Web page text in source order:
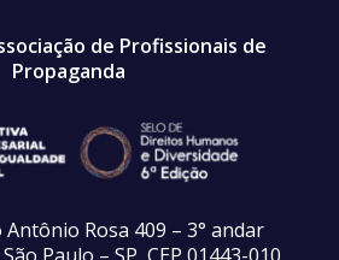
de Profissionais de
Propaganda
Rosa 409 – 3° andar